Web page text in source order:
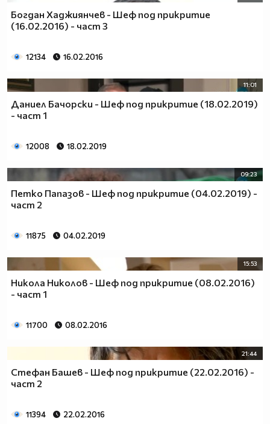
Богдан Хаджиянчев - Шеф под прикритие
(16.02.2016) - част 3
12134 16.02.2016
11:01
Даниел Бачорски - Шеф под прикритие (18.02.2019)
- част 1
12008 18.02.2019
09:23
Петко Папазов - Шеф под прикритие (04.02.2019) -
част 2
11875 04.02.2019
15:53
Никола Николов - Шеф под прикритие (08.02.2016)
- част 1
11700 08.02.2016
21:44
Стефан Башев - Шеф под прикритие (22.02.2016) -
част 2
11394 22.02.2016